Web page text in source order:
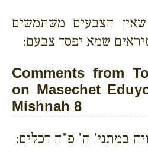
שאין הצבעים משתמשים
שמא יפסד צבעם:
Comments from
on Masechet
Mishnah 8
במתני' ה' פ"ה דכלים: